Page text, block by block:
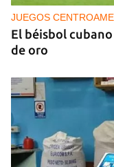
JUEGOS
El béisbol
de oro